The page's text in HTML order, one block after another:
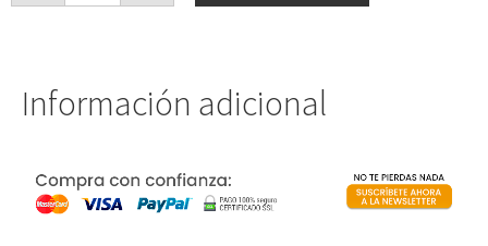
Información adicional